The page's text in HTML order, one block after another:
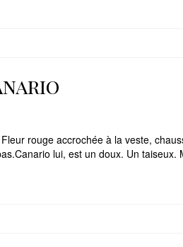
rouge accrochée à la veste,
lui, est un doux. Un taiseux.